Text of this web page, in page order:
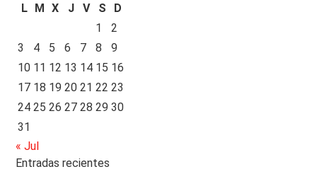
L M X J V S
D
1
2
3
4 5 6 7 8
9
10 11 12 13 14 15 16
17 18 19 20 21 22 23
24 25 26 27 28 29 30
31
« Jul
Entradas recientes